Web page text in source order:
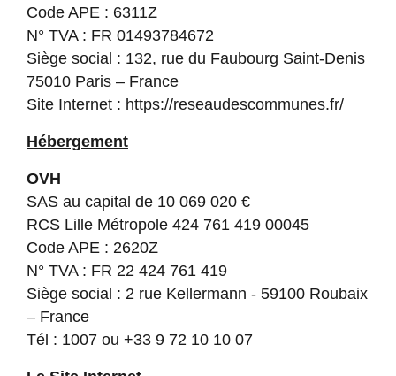
Code APE : 6311Z
N° TVA : FR 01493784672
Siège social : 132, rue du Faubourg Saint-Denis
75010 Paris – France
Site Internet : https://reseaudescommunes.fr/
Hébergement
OVH
SAS au capital de 10 069 020 €
RCS Lille Métropole 424 761 419 00045
Code APE : 2620Z
N° TVA : FR 22 424 761 419
Siège social : 2 rue Kellermann - 59100 Roubaix
– France
Tél : 1007 ou +33 9 72 10 10 07